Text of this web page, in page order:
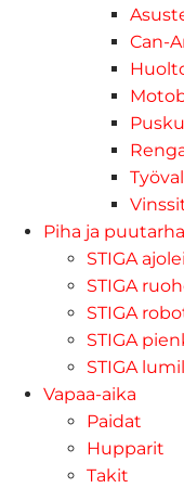
Can-
Piha ja puutarha
STIGA
STIGA
STIGA
STIGA
STIGA
Vapaa-aika
Paidat
Hupparit
Takit